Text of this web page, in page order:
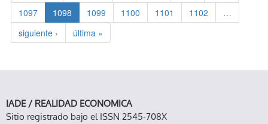
1097
1098 1099 1100 1101 1102
…
siguiente ›
última »
IADE / REALIDAD ECONOMICA
Sitio registrado bajo el ISSN 2545-708X